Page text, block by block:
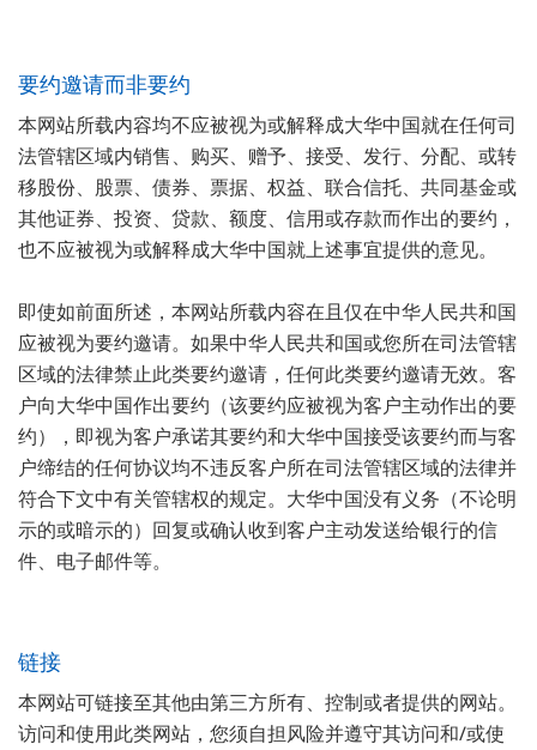
要约邀请而非要约
本网站所载内容均不应被视为或解释成大华中国就在任何司
法管辖区域内销售、购买、赠予、接受、发行、分配、或转
移股份、股票、债券、票据、权益、联合信托、共同基金或
其他证券、投资、贷款、额度、信用或存款而作出的要约，
也不应被视为或解释成大华中国就上述事宜提供的意见。
即使如前面所述，本网站所载内容在且仅在中华人民共和国
应被视为要约邀请。如果中华人民共和国或您所在司法管辖
区域的法律禁止此类要约邀请，任何此类要约邀请无效。客
户向大华中国作出要约（该要约应被视为客户主动作出的要
约），即视为客户承诺其要约和大华中国接受该要约而与客
户缔结的任何协议均不违反客户所在司法管辖区域的法律并
符合下文中有关管辖权的规定。大华中国没有义务（不论明
示的或暗示的）回复或确认收到客户主动发送给银行的信
件、电子邮件等。
链接
本网站可链接至其他由第三方所有、控制或者提供的网站。
访问和使用此类网站，您须自担风险并遵守其访问和/或使